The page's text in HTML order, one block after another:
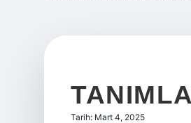
Tarih: Mart 4, 2025